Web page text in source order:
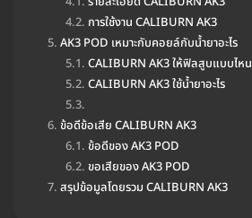
การใช้งาน CALIBURN AK3
AK3 POD เหมาะกับคอยล์กับน้ำยาอะไร
CALIBURN AK3 ให้ฟิลสูบแบบไหน
CALIBURN AK3 ใช้น้ำยาอะไร
ข้อดีข้อเสีย CALIBURN AK3
ข้อดีของ AK3 POD
ขอเสียของ AK3 POD
สรุปข้อมูลโดยรวม CALIBURN AK3